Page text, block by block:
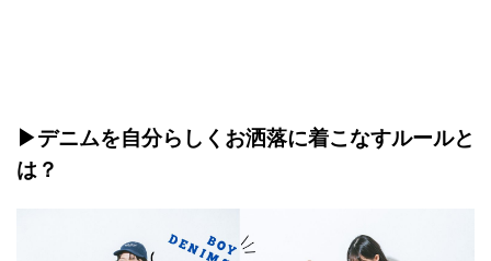
▶︎デニムを自分らしくお洒落に着こなすルールと
は？